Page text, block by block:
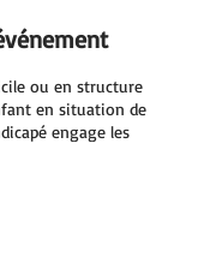
ou en structure
en situation de
engage les